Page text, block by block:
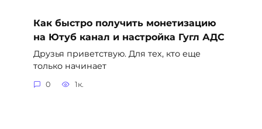
Как быстро получить монетизацию
на Ютуб канал и настройка Гугл АДС
Друзья приветствую. Для тех, кто еще
только начинает
0 1к.